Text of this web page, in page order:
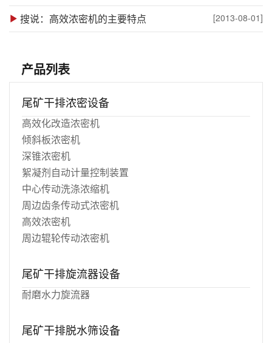
搜说：高效浓密机的主要特点 [2013-08-01]
产品列表
尾矿干排浓密设备
高效化改造浓密机
倾斜板浓密机
深锥浓密机
絮凝剂自动计量控制装置
中心传动洗涤浓缩机
周边齿条传动式浓密机
高效浓密机
周边辊轮传动浓密机
尾矿干排旋流器设备
耐磨水力旋流器
尾矿干排脱水筛设备